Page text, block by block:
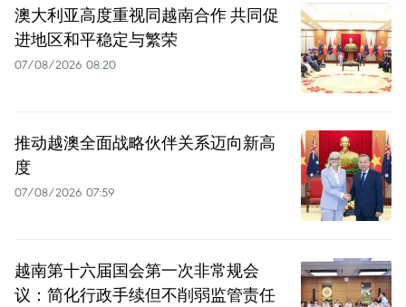
澳大利亚高度重视同越南合作 共同促
进地区和平稳定与繁荣
07/08/2026 08:20
推动越澳全面战略伙伴关系迈向新高
度
07/08/2026 07:59
越南第十六届国会第一次非常规会
议：简化行政手续但不削弱监管责任